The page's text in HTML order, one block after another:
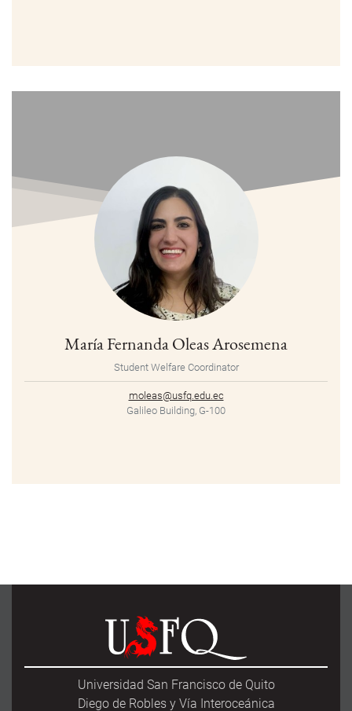
María Fernanda Oleas Arosemena
Student Welfare Coordinator
moleas@usfq.edu.ec
Galileo Building, G-100
Universidad San Francisco de Quito
Diego de Robles y Vía Interoceánica